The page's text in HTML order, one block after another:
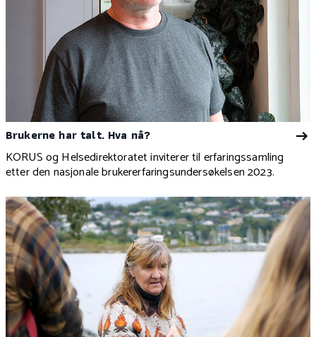
Brukerne har talt. Hva nå?
KORUS og Helsedirektoratet inviterer til erfaringssamling
etter den nasjonale brukererfaringsundersøkelsen 2023.